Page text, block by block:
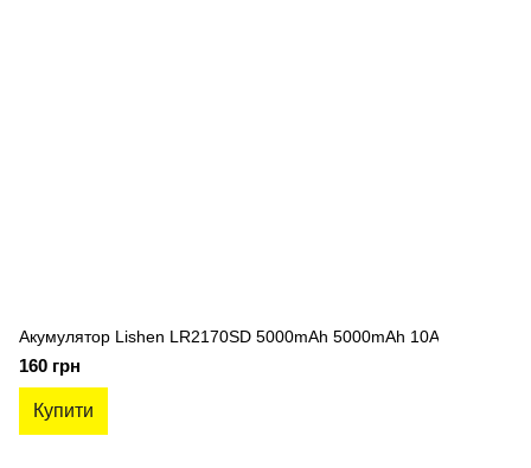
Акумулятор Lishen LR2170SD 5000mAh 5000mAh 10A
160 грн
Купити